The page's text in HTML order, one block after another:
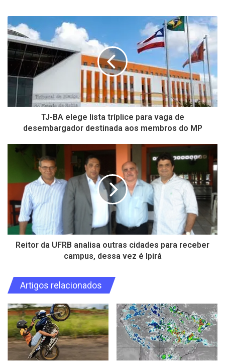
TJ-BA elege lista tríplice para vaga de
desembargador destinada aos membros do MP
Reitor da UFRB analisa outras cidades para receber
campus, dessa vez é Ipirá
Artigos relacionados